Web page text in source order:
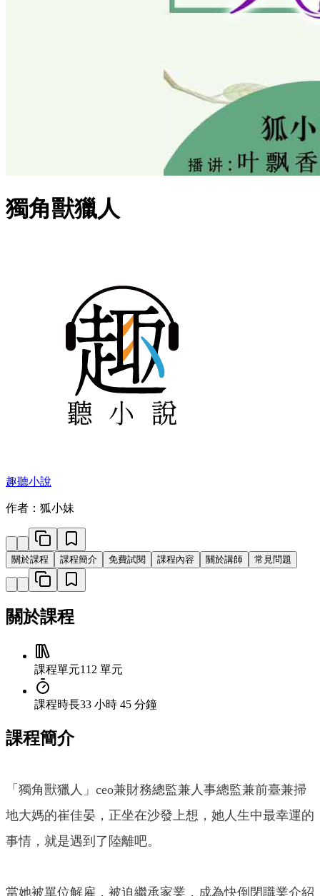
獨角獸獵人
趣聽小說
作者：狐小妹
關於課程 課程簡介 免費試閱 課程內容 關於講師 常見問題
關於課程
課程單元112 單元
課程時長33 小時 45 分鐘
課程簡介
「獨角獸獵人」ceo兼財務總監兼人事總監兼前臺兼掃
地大媽的崔佳晏，正坐在沙發上想，她人生中最幸運的
事情，就是遇到了陸離吧。
當她被單位解雇，被迫繼承家業，成為快倒閉職業介紹